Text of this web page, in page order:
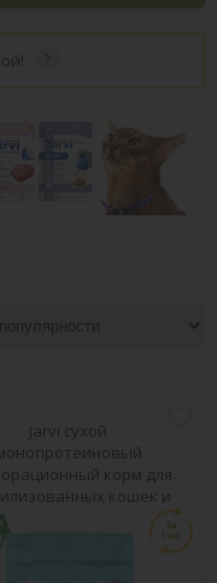
Jarvi сухой
корм для
кошек и
котов